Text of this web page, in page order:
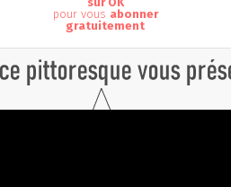
pour vous abonner
gratuitement